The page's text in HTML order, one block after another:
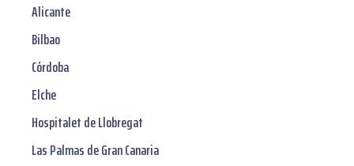
Alicante
Bilbao
Córdoba
Elche
Hospitalet de Llobregat
Las Palmas de Gran Canaria